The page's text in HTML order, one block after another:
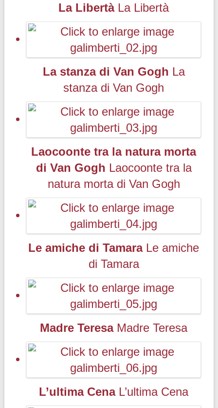
La Libertà La Libertà
La stanza di Van Gogh La
stanza di Van Gogh
Laocoonte tra la natura morta
di Van Gogh Laocoonte tra la
natura morta di Van Gogh
Le amiche di Tamara Le amiche
di Tamara
Madre Teresa Madre Teresa
L’ultima Cena L’ultima Cena